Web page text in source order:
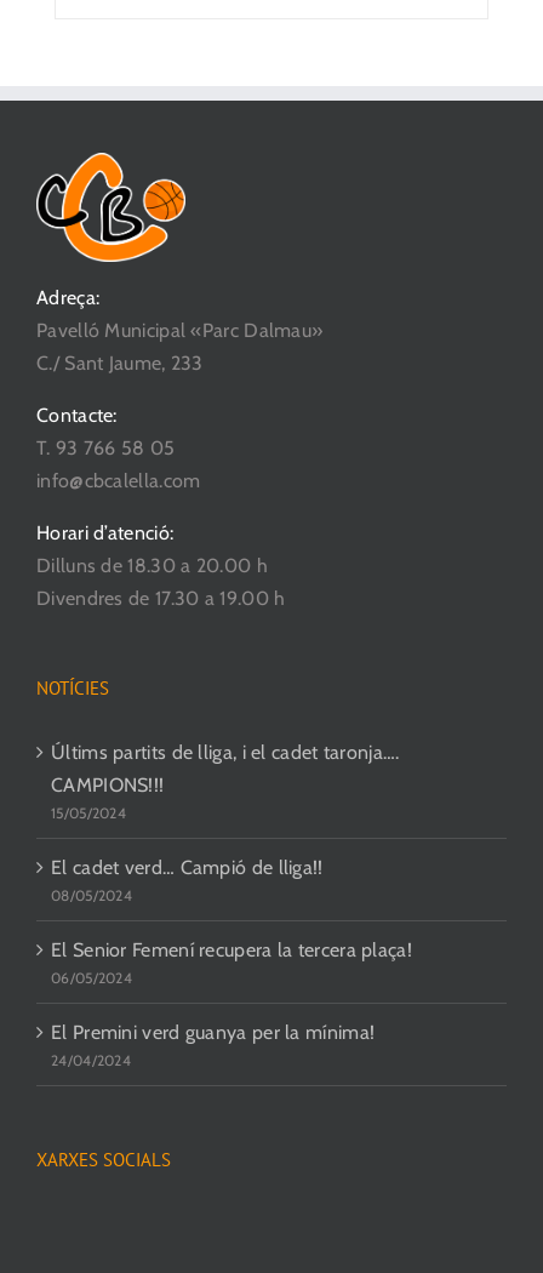
Adreça:
Pavelló Municipal «Parc Dalmau»
C./ Sant Jaume, 233
Contacte:
T. 93 766 58 05
info@cbcalella.com
Horari d’atenció:
Dilluns de 18.30 a 20.00 h
Divendres de 17.30 a 19.00 h
NOTÍCIES
Últims partits de lliga, i el cadet taronja….
CAMPIONS!!!
15/05/2024
El cadet verd… Campió de lliga!!
08/05/2024
El Senior Femení recupera la tercera plaça!
06/05/2024
El Premini verd guanya per la mínima!
24/04/2024
XARXES SOCIALS